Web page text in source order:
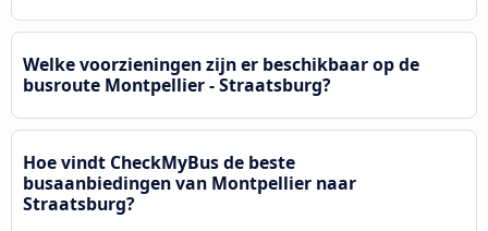
Welke voorzieningen zijn er beschikbaar op de
busroute Montpellier - Straatsburg?
Hoe vindt CheckMyBus de beste
busaanbiedingen van Montpellier naar
Straatsburg?